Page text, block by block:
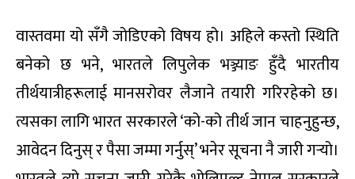
वास्तवमा यो सँगै जोडिएको विषय हो। अहिले कस्तो स्थिति
बनेको छ भने, भारतले लिपुलेक भञ्ज्याङ हुँदै भारतीय
तीर्थयात्रीहरूलाई मानसरोवर लैजाने तयारी गरिरहेको छ।
त्यसका लागि भारत सरकारले ‘को-को तीर्थ जान चाहनुहुन्छ,
आवेदन दिनुस् र पैसा जम्मा गर्नुस्’ भनेर सूचना नै जारी गर्‍यो।